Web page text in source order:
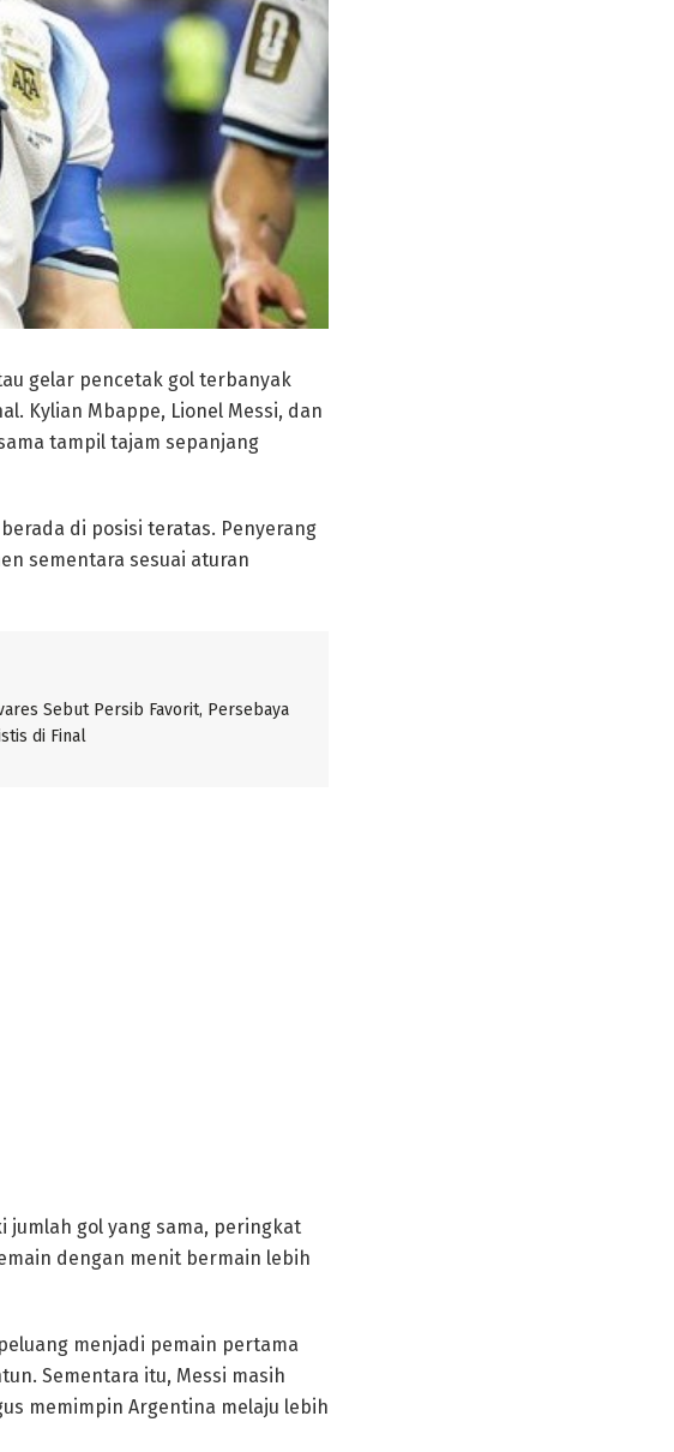
gelar pencetak gol terbanyak
Kylian Mbappe, Lionel Messi, dan
tampil tajam sepanjang
di posisi teratas. Penyerang
sementara sesuai aturan
Sebut Persib Favorit, Persebaya
di Final
jumlah gol yang sama, peringkat
dengan menit bermain lebih
menjadi pemain pertama
Sementara itu, Messi masih
memimpin Argentina melaju lebih